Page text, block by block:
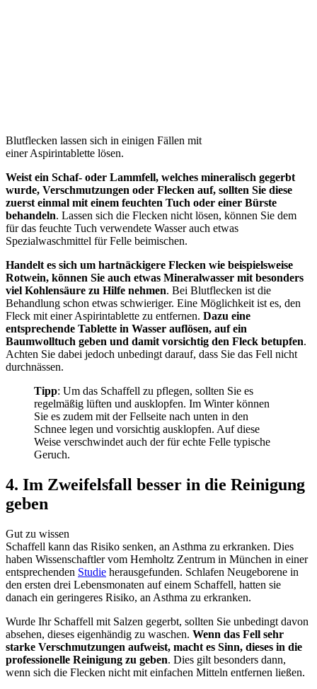
Blutflecken lassen sich in einigen Fällen mit
einer Aspirintablette lösen.
Weist ein Schaf- oder Lammfell, welches mineralisch gegerbt
wurde, Verschmutzungen oder Flecken auf, sollten Sie diese
zuerst einmal mit einem feuchten Tuch oder einer Bürste
behandeln. Lassen sich die Flecken nicht lösen, können Sie dem
für das feuchte Tuch verwendete Wasser auch etwas
Spezialwaschmittel für Felle beimischen.
Handelt es sich um hartnäckigere Flecken wie beispielsweise
Rotwein, können Sie auch etwas Mineralwasser mit besonders
viel Kohlensäure zu Hilfe nehmen. Bei Blutflecken ist die
Behandlung schon etwas schwieriger. Eine Möglichkeit ist es, den
Fleck mit einer Aspirintablette zu entfernen. Dazu eine
entsprechende Tablette in Wasser auflösen, auf ein
Baumwolltuch geben und damit vorsichtig den Fleck betupfen.
Achten Sie dabei jedoch unbedingt darauf, dass Sie das Fell nicht
durchnässen.
Tipp: Um das Schaffell zu pflegen, sollten Sie es
regelmäßig lüften und ausklopfen. Im Winter können
Sie es zudem mit der Fellseite nach unten in den
Schnee legen und vorsichtig ausklopfen. Auf diese
Weise verschwindet auch der für echte Felle typische
Geruch.
4. Im Zweifelsfall besser in die Reinigung
geben
Gut zu wissen
Schaffell kann das Risiko senken, an Asthma zu erkranken. Dies
haben Wissenschaftler vom Hemholtz Zentrum in München in einer
entsprechenden Studie herausgefunden. Schlafen Neugeborene in
den ersten drei Lebensmonaten auf einem Schaffell, hatten sie
danach ein geringeres Risiko, an Asthma zu erkranken.
Wurde Ihr Schaffell mit Salzen gegerbt, sollten Sie unbedingt davon
absehen, dieses eigenhändig zu waschen. Wenn das Fell sehr
starke Verschmutzungen aufweist, macht es Sinn, dieses in die
professionelle Reinigung zu geben. Dies gilt besonders dann,
wenn sich die Flecken nicht mit einfachen Mitteln entfernen ließen.